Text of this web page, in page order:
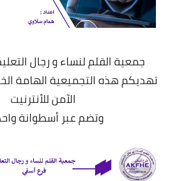
جمعية القلم لنساء و رجال
تهديكم هذه التجميعية الهامة
الآمن للأنترنيت
وتضم عبر أسطوانة